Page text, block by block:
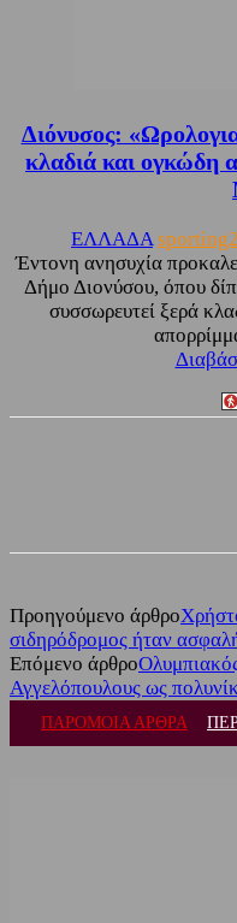
Διόνυσος:
κλαδιά και ογκώδη
ΕΛΛΑΔΑ
Έντονη ανησυχία
Δήμο Διονύσου, όπου
συσσωρευτεί ξερά
Προηγούμενο άρθρο
σιδηρόδρομος ήταν
Επόμενο άρθρο
Αγγελόπουλους ως
ΠΑΡΟΜΟΙΑ ΑΡΘΡΑ